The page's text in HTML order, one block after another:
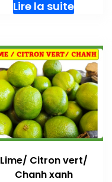
Lire la suite
Lime/ Citron vert/
Chanh xanh